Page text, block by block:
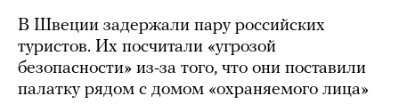
В Швеции задержали пару российских
туристов. Их посчитали «угрозой
безопасности» из-за того, что они поставили
палатку рядом с домом «охраняемого лица»